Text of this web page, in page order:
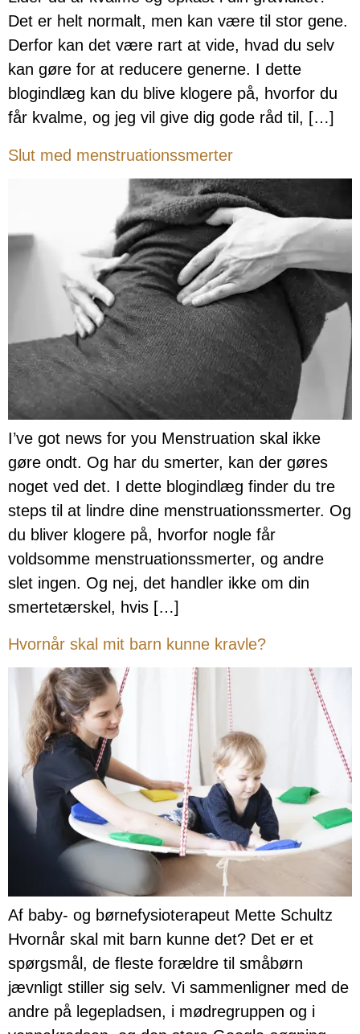
Det er helt normalt, men kan være til stor gene.
Derfor kan det være rart at vide, hvad du selv
kan gøre for at reducere generne. I dette
blogindlæg kan du blive klogere på, hvorfor du
får kvalme, og jeg vil give dig gode råd til, […]
Slut med menstruationssmerter
I’ve got news for you Menstruation skal ikke
gøre ondt. Og har du smerter, kan der gøres
noget ved det. I dette blogindlæg finder du tre
steps til at lindre dine menstruationssmerter. Og
du bliver klogere på, hvorfor nogle får
voldsomme menstruationssmerter, og andre
slet ingen. Og nej, det handler ikke om din
smertetærskel, hvis […]
Hvornår skal mit barn kunne kravle?
Af baby- og børnefysioterapeut Mette Schultz
Hvornår skal mit barn kunne det? Det er et
spørgsmål, de fleste forældre til småbørn
jævnligt stiller sig selv. Vi sammenligner med de
andre på legepladsen, i mødregruppen og i